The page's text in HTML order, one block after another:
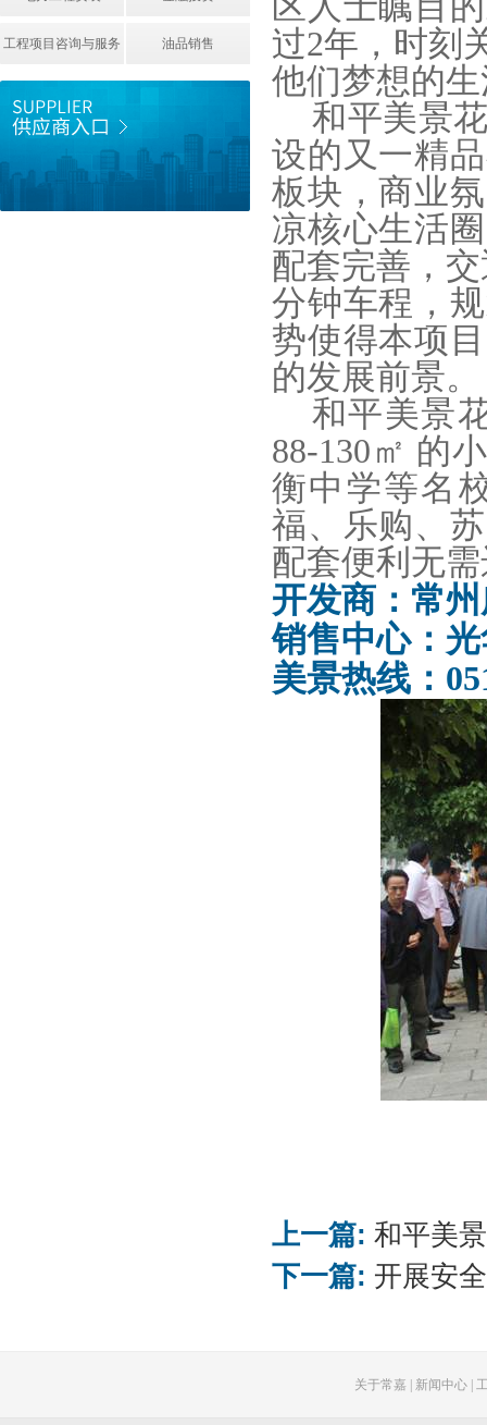
工程项目咨询与服务 油品销售
过2年，时刻
他们梦想的
和平美景
设的又一精
板块，商业
凉核心生活
配套完善，
分钟车程，
势使得本项
的发展前景。
和平美景
88-130㎡ 的
衡中学等名
福、乐购、
配套便利无
开发商：常
销售中心：
美景热线：
上一篇: 和平美
下一篇: 开展安
关于常嘉 新闻中心